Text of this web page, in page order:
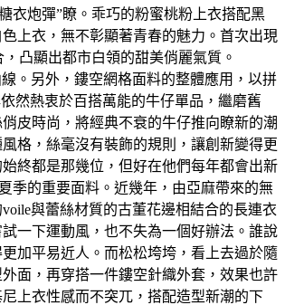
衣炮彈”瞭。乖巧的粉蜜桃粉上衣搭配黑
上衣，無不彰顯著青春的魅力。首次出現
凸顯出都市白領的甜美俏麗氣質。
。另外，鏤空網格面料的整體應用，以拼
然熱衷於百搭萬能的牛仔單品，繼磨舊
皮時尚，將經典不衰的牛仔推向瞭新的潮
格，絲毫沒有裝飾的規則，讓創新變得更
終都是那幾位，但好在他們每年都會出新
季的重要面料。近幾年，由亞麻帶來的無
與蕾絲材質的古董花邊相結合的長連衣
一下運動風，也不失為一個好辦法。誰說
加平易近人。而松松垮垮，看上去過於隨
面，再穿搭一件鏤空針織外套，效果也許
上衣性感而不突兀，搭配造型新潮的下